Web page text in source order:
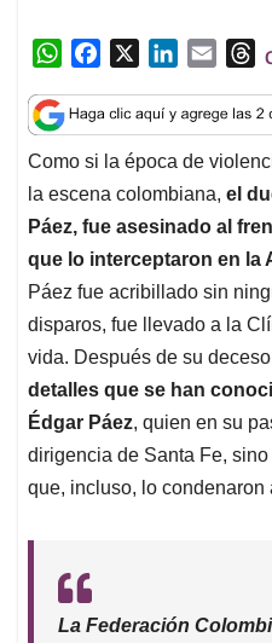
W
a
t
s
A
p
p
c
e
b
o
o
k
n
k
e
d
I
n
a
i
l
T
r
e
a
d
s
Como si la época de
la escena colombiana, el
Páez, fue asesinado al
que lo interceptaron en la
Páez fue acribillado sin
disparos, fue llevado a la
vida. Después de su
detalles que se han
Édgar Páez, quien en su
dirigencia de Santa Fe,
que, incluso, lo condenaron
La Federación